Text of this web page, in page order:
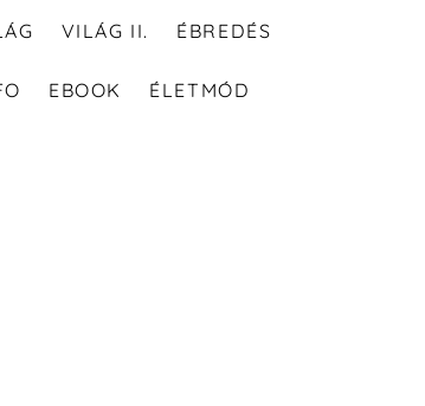
VILÁG II. ÉBREDÉS
EBOOK ÉLETMÓD